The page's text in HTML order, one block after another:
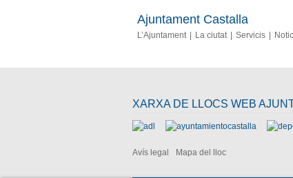
Ajuntament Castalla
L’Ajuntament La ciutat Servicis
XARXA DE LLOCS WEB
Avís legal Mapa del lloc